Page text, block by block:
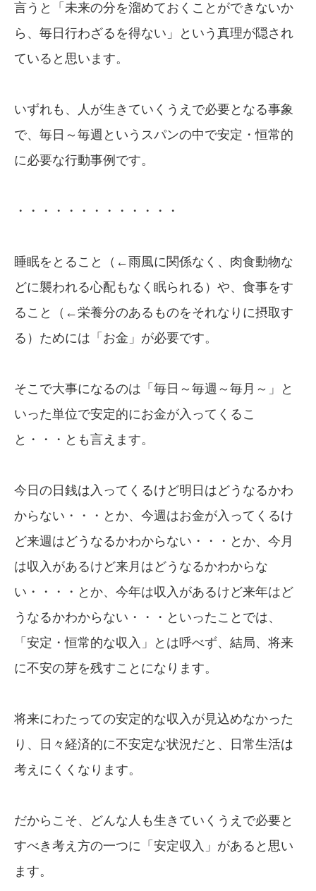
言うと「未来の分を溜めておくことができないか
ら、毎日行わざるを得ない」という真理が隠され
ていると思います。
いずれも、人が生きていくうえで必要となる事象
で、毎日～毎週というスパンの中で安定・恒常的
に必要な行動事例です。
・・・・・・・・・・・・・
睡眠をとること（←雨風に関係なく、肉食動物な
どに襲われる心配もなく眠られる）や、食事をす
ること（←栄養分のあるものをそれなりに摂取す
る）ためには「お金」が必要です。
そこで大事になるのは「毎日～毎週～毎月～」と
いった単位で安定的にお金が入ってくるこ
と・・・とも言えます。
今日の日銭は入ってくるけど明日はどうなるかわ
からない・・・とか、今週はお金が入ってくるけ
ど来週はどうなるかわからない・・・とか、今月
は収入があるけど来月はどうなるかわからな
い・・・・とか、今年は収入があるけど来年はど
うなるかわからない・・・といったことでは、
「安定・恒常的な収入」とは呼べず、結局、将来
に不安の芽を残すことになります。
将来にわたっての安定的な収入が見込めなかった
り、日々経済的に不安定な状況だと、日常生活は
考えにくくなります。
だからこそ、どんな人も生きていくうえで必要と
すべき考え方の一つに「安定収入」があると思い
ます。